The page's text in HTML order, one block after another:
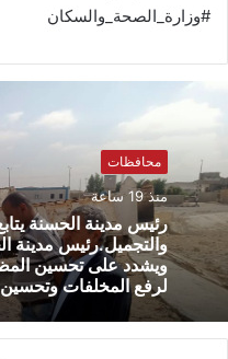
#وزارة_الصحة_والسكان
محافظات
منذ 19 ساعة
رئيس مدينة الحسنة
والتجميل.رئيس مدينة
ويشدد على تحسين
لرفع المخلفات